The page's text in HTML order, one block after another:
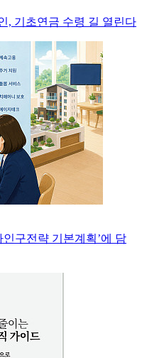
, 기초연금 수령 길 열린다
구전략 기본계획’에 담